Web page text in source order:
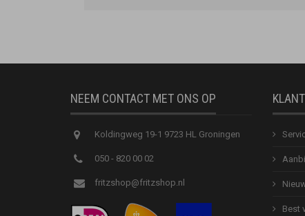
NEEM CONTACT MET ONS OP
Koldingweg 19-1 9723 HL Groningen
050 - 820 00 02
fritzshop@fritzshop.nl
Best